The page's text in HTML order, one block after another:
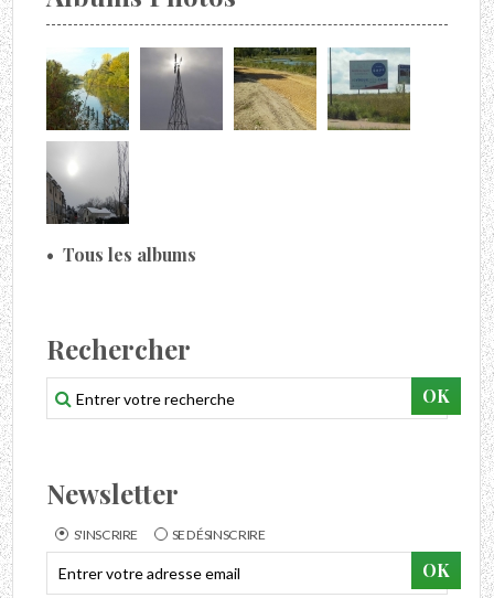
Tous les albums
Rechercher
Newsletter
S'INSCRIRE SE DÉSINSCRIRE